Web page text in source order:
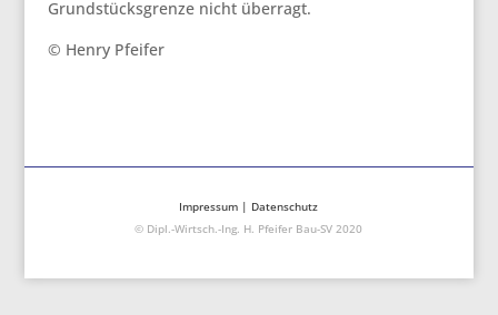
Grundstücksgrenze nicht überragt.
© Henry Pfeifer
Impressum | Datenschutz
© Dipl.-Wirtsch.-Ing. H. Pfeifer Bau-SV 2020